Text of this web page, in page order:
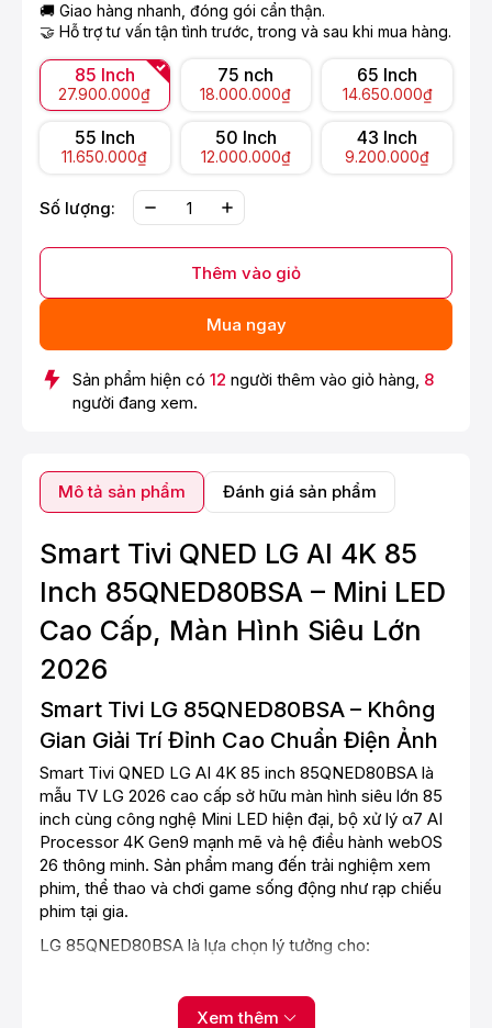
🚚 Giao hàng nhanh, đóng gói cẩn thận.
🤝 Hỗ trợ tư vấn tận tình trước, trong và sau khi mua hàng.
85 Inch
27.900.000₫
75 nch
18.000.000₫
65 Inch
14.650.000₫
55 Inch
11.650.000₫
50 Inch
12.000.000₫
43 Inch
9.200.000₫
Số lượng:
Thêm vào giỏ
Mua ngay
Sản phẩm hiện có 12 người thêm vào giỏ hàng, 8
người đang xem.
Mô tả sản phẩm Đánh giá sản phẩm
Smart Tivi QNED LG AI 4K 85
Inch 85QNED80BSA – Mini LED
Cao Cấp, Màn Hình Siêu Lớn
2026
Smart Tivi LG 85QNED80BSA – Không
Gian Giải Trí Đỉnh Cao Chuẩn Điện Ảnh
Smart Tivi QNED LG AI 4K 85 inch 85QNED80BSA là
mẫu TV LG 2026 cao cấp sở hữu màn hình siêu lớn 85
inch cùng công nghệ Mini LED hiện đại, bộ xử lý α7 AI
Processor 4K Gen9 mạnh mẽ và hệ điều hành webOS
26 thông minh. Sản phẩm mang đến trải nghiệm xem
phim, thể thao và chơi game sống động như rạp chiếu
phim tại gia.
LG 85QNED80BSA là lựa chọn lý tưởng cho:
Xem thêm